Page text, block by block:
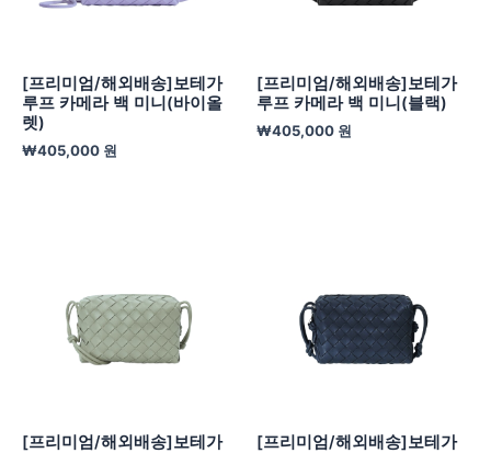
[프리미엄/해외배송]보테가
루프 카메라 백 미니(바이올
렛)
₩405,000 원
[프리미엄/해외배송]보테가
루프 카메라 백 미니(블랙)
₩405,000 원
[프리미엄/해외배송]보테가
[프리미엄/해외배송]보테가